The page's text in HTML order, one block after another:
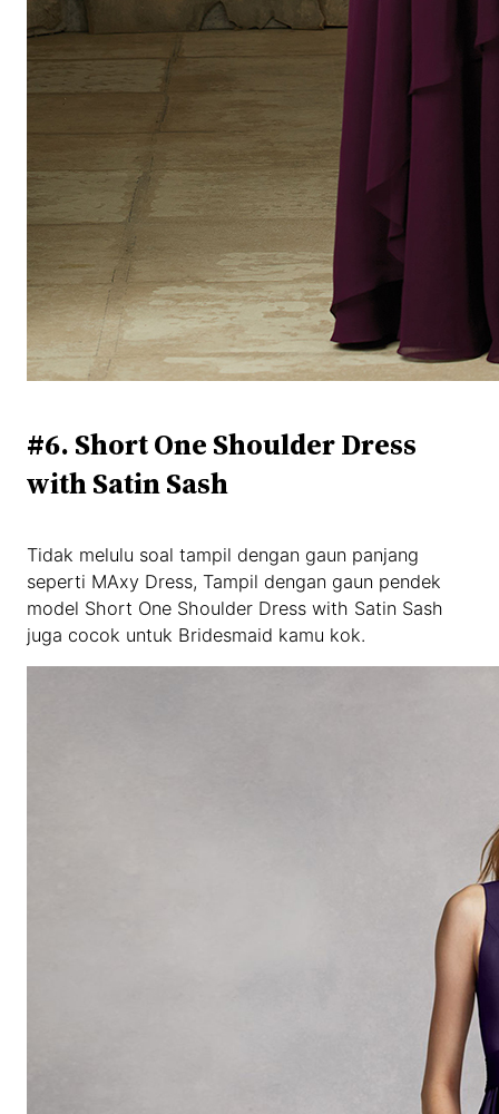
#6. Short One Shoulder Dress
with Satin Sash
Tidak melulu soal tampil dengan gaun panjang
seperti MAxy Dress, Tampil dengan gaun pendek
model Short One Shoulder Dress with Satin Sash
juga cocok untuk Bridesmaid kamu kok.